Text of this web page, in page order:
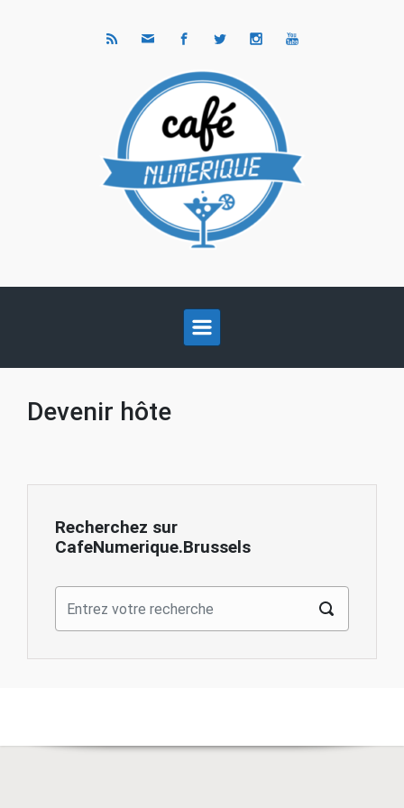
Devenir hôte
Recherchez sur
CafeNumerique.Brussels